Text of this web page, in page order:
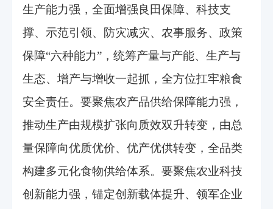
生产能力强，全面增强良田保障、科技支
撑、示范引领、防灾减灾、农事服务、政策
保障“六种能力”，统筹产量与产能、生产与
生态、增产与增收一起抓，全方位扛牢粮食
安全责任。要聚焦农产品供给保障能力强，
推动生产由规模扩张向质效双升转变，由总
量保障向优质优价、优产优供转变，全品类
构建多元化食物供给体系。要聚焦农业科技
创新能力强，锚定创新载体提升、领军企业